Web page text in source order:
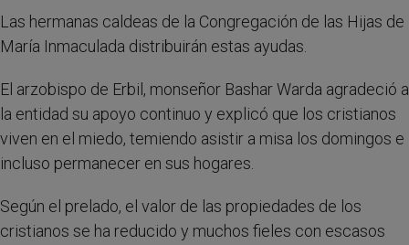
Las hermanas caldeas de la Congregación de las Hijas de
María Inmaculada distribuirán estas ayudas.
El arzobispo de Erbil, monseñor Bashar Warda agradeció a
la entidad su apoyo continuo y explicó que los cristianos
viven en el miedo, temiendo asistir a misa los domingos e
incluso permanecer en sus hogares.
Según el prelado, el valor de las propiedades de los
cristianos se ha reducido y muchos fieles con escasos